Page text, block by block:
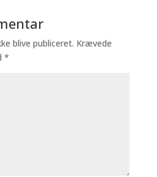
blive publiceret. Krævede
*